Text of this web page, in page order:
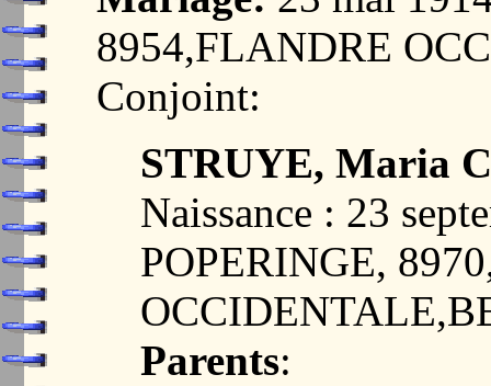
8954,FLANDRE
Conjoint:
STRUYE, Maria
Naissance : 23
POPERINGE,
Parents: